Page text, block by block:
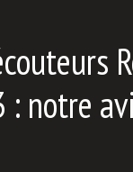
: notre